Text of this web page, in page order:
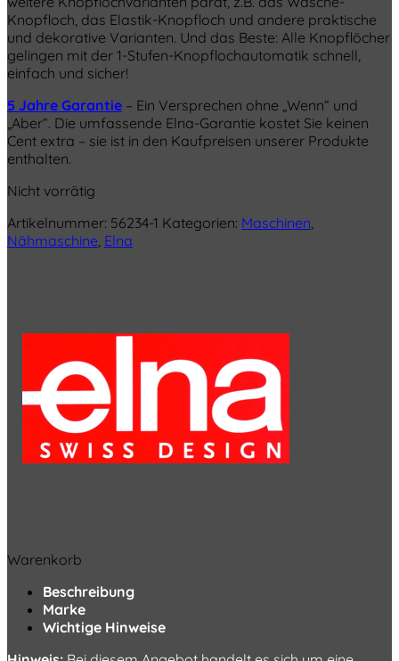
Knopfloch, das Elastik-Knopfloch und andere praktische
und dekorative Varianten. Und das Beste: Alle Knopflöcher
gelingen mit der 1-Stufen-Knopflochautomatik schnell,
einfach und sicher!
5 Jahre Garantie – Ein Versprechen ohne „Wenn“ und
„Aber“. Die umfassende Elna-Garantie kostet Sie keinen
Cent extra – sie ist in den Kaufpreisen unserer Produkte
enthalten.
Nicht vorrätig
Artikelnummer: 56234-1 Kategorien: Maschinen
Nähmaschine Elna
Warenkorb
Beschreibung
Marke
Wichtige Hinweise